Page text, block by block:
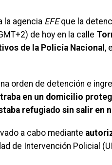
la agencia EFEque la
de hoy en la calle
de la Policía Nacional ,
orden de detención e
en un domicilio
refugiado sin salir en
a cabo mediante
de Intervención Policial